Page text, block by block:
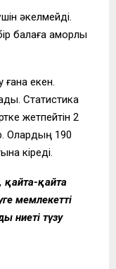
әкелмейді.
балаға қамқорлық
екен.
Статистика
жетпейтін 2
Олардың 190
кіреді.
қайта-қайта
мемлекеттің
ниеті түзу